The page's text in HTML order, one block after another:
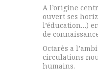
A l’origine
ouvert ses
l’éducation…)
de
Octarès a
circulations
humains.